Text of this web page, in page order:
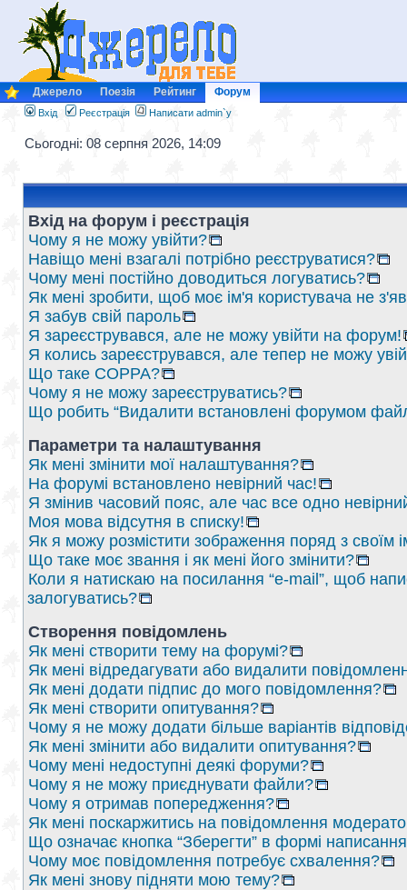
Джерело Поезія Рейтинг Форум
Вхід Реєстрація Написати admin`у
Сьогодні: 08 серпня 2026, 14:09
Вхід на форум і реєстрація
Чому я не можу увійти?
Навіщо мені взагалі потрібно реєструватися?
Чому мені постійно доводиться логуватись?
Як мені зробити, щоб моє ім'я користувача не
Я забув свій пароль
Я зареєструвався, але не можу увійти на форум!
Я колись зареєструвався, але тепер не можу
Що таке COPPA?
Чому я не можу зареєструватись?
Що робить “Видалити встановлені форумом
Параметри та налаштування
Як мені змінити мої налаштування?
На форумі встановлено невірний час!
Я змінив часовий пояс, але час все одно
Моя мова відсутня в списку!
Як я можу розмістити зображення поряд з своїм
Що таке моє звання і як мені його змінити?
Коли я натискаю на посилання “e-mail”, щоб
залогуватись?
Створення повідомлень
Як мені створити тему на форумі?
Як мені відредагувати або видалити
Як мені додати підпис до мого повідомлення?
Як мені створити опитування?
Чому я не можу додати більше варіантів
Як мені змінити або видалити опитування?
Чому мені недоступні деякі форуми?
Чому я не можу приєднувати файли?
Чому я отримав попередження?
Як мені поскаржитись на повідомлення
Що означає кнопка “Зберегти” в формі
Чому моє повідомлення потребує схвалення?
Як мені знову підняти мою тему?